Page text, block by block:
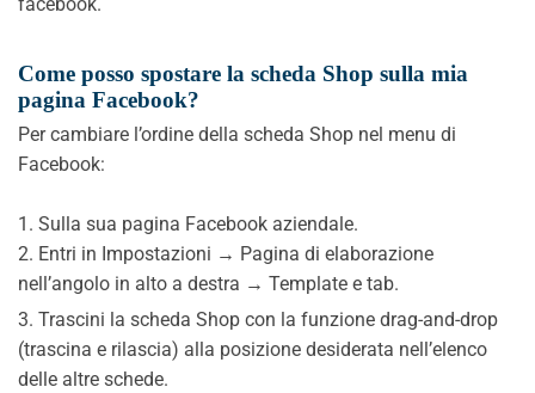
facebook.
Come posso spostare la scheda Shop sulla mia
pagina Facebook?
Per cambiare l’ordine della scheda Shop nel menu di
Facebook:
1. Sulla sua pagina Facebook aziendale.
2. Entri in Impostazioni → Pagina di elaborazione
nell’angolo in alto a destra → Template e tab.
3. Trascini la scheda Shop con la funzione drag-and-drop
(trascina e rilascia) alla posizione desiderata nell’elenco
delle altre schede.